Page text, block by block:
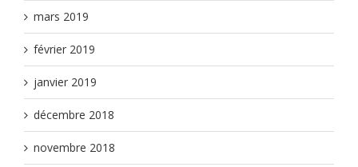
mars 2019
février 2019
janvier 2019
décembre 2018
novembre 2018